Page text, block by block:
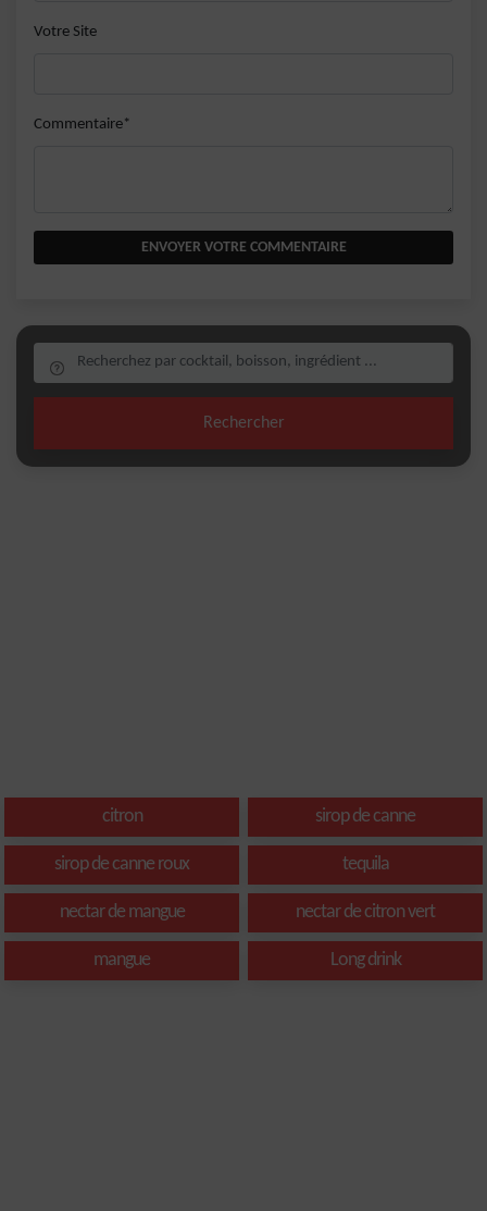
Votre Site
Commentaire*
ENVOYER VOTRE COMMENTAIRE
Rechercher
citron sirop de canne
sirop de canne roux tequila
nectar de mangue nectar de citron vert
mangue Long drink